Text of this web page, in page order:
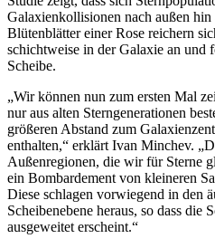
Galaxienkollisionen nach außen
Blütenblätter einer Rose reichern
schichtweise in der Galaxie an und
Scheibe.
„Wir können nun zum ersten Mal
nur aus alten Sterngenerationen
größeren Abstand zum
enthalten,“ erklärt Ivan Minchev.
Außenregionen, die wir für Sterne
ein Bombardement von kleineren
Diese schlagen vorwiegend in den
Scheibenebene heraus, so dass die
ausgeweitet erscheint.“